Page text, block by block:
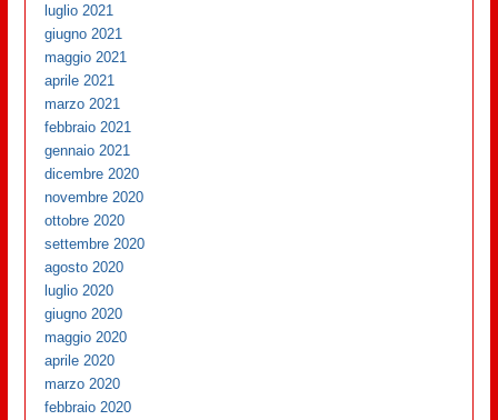
luglio 2021
giugno 2021
maggio 2021
aprile 2021
marzo 2021
febbraio 2021
gennaio 2021
dicembre 2020
novembre 2020
ottobre 2020
settembre 2020
agosto 2020
luglio 2020
giugno 2020
maggio 2020
aprile 2020
marzo 2020
febbraio 2020